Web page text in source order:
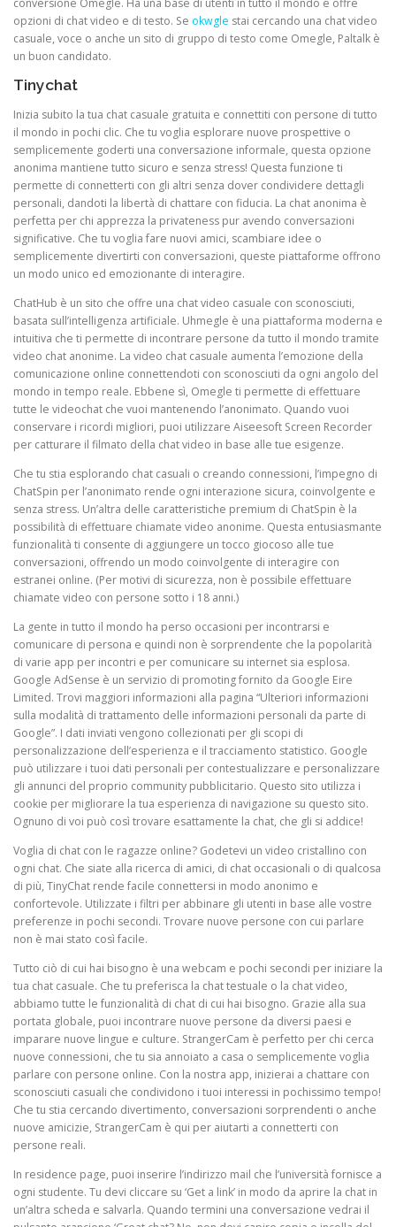
conversione Omegle. Ha una base di utenti in tutto il mondo e offre
opzioni di chat video e di testo. Se okwgle stai cercando una chat video
casuale, voce o anche un sito di gruppo di testo come Omegle, Paltalk è
un buon candidato.
Tinychat
Inizia subito la tua chat casuale gratuita e connettiti con persone di tutto
il mondo in pochi clic. Che tu voglia esplorare nuove prospettive o
semplicemente goderti una conversazione informale, questa opzione
anonima mantiene tutto sicuro e senza stress! Questa funzione ti
permette di connetterti con gli altri senza dover condividere dettagli
personali, dandoti la libertà di chattare con fiducia. La chat anonima è
perfetta per chi apprezza la privateness pur avendo conversazioni
significative. Che tu voglia fare nuovi amici, scambiare idee o
semplicemente divertirti con conversazioni, queste piattaforme offrono
un modo unico ed emozionante di interagire.
ChatHub è un sito che offre una chat video casuale con sconosciuti,
basata sull’intelligenza artificiale. Uhmegle è una piattaforma moderna e
intuitiva che ti permette di incontrare persone da tutto il mondo tramite
video chat anonime. La video chat casuale aumenta l’emozione della
comunicazione online connettendoti con sconosciuti da ogni angolo del
mondo in tempo reale. Ebbene sì, Omegle ti permette di effettuare
tutte le videochat che vuoi mantenendo l’anonimato. Quando vuoi
conservare i ricordi migliori, puoi utilizzare Aiseesoft Screen Recorder
per catturare il filmato della chat video in base alle tue esigenze.
Che tu stia esplorando chat casuali o creando connessioni, l’impegno di
ChatSpin per l’anonimato rende ogni interazione sicura, coinvolgente e
senza stress. Un’altra delle caratteristiche premium di ChatSpin è la
possibilità di effettuare chiamate video anonime. Questa entusiasmante
funzionalità ti consente di aggiungere un tocco giocoso alle tue
conversazioni, offrendo un modo coinvolgente di interagire con
estranei online. (Per motivi di sicurezza, non è possibile effettuare
chiamate video con persone sotto i 18 anni.)
La gente in tutto il mondo ha perso occasioni per incontrarsi e
comunicare di persona e quindi non è sorprendente che la popolarità
di varie app per incontri e per comunicare su internet sia esplosa.
Google AdSense è un servizio di promoting fornito da Google Eire
Limited. Trovi maggiori informazioni alla pagina “Ulteriori informazioni
sulla modalità di trattamento delle informazioni personali da parte di
Google”. I dati inviati vengono collezionati per gli scopi di
personalizzazione dell’esperienza e il tracciamento statistico. Google
può utilizzare i tuoi dati personali per contestualizzare e personalizzare
gli annunci del proprio community pubblicitario. Questo sito utilizza i
cookie per migliorare la tua esperienza di navigazione su questo sito.
Ognuno di voi può così trovare esattamente la chat, che gli si addice!
Voglia di chat con le ragazze online? Godetevi un video cristallino con
ogni chat. Che siate alla ricerca di amici, di chat occasionali o di qualcosa
di più, TinyChat rende facile connettersi in modo anonimo e
confortevole. Utilizzate i filtri per abbinare gli utenti in base alle vostre
preferenze in pochi secondi. Trovare nuove persone con cui parlare
non è mai stato così facile.
Tutto ciò di cui hai bisogno è una webcam e pochi secondi per iniziare la
tua chat casuale. Che tu preferisca la chat testuale o la chat video,
abbiamo tutte le funzionalità di chat di cui hai bisogno. Grazie alla sua
portata globale, puoi incontrare nuove persone da diversi paesi e
imparare nuove lingue e culture. StrangerCam è perfetto per chi cerca
nuove connessioni, che tu sia annoiato a casa o semplicemente voglia
parlare con persone online. Con la nostra app, inizierai a chattare con
sconosciuti casuali che condividono i tuoi interessi in pochissimo tempo!
Che tu stia cercando divertimento, conversazioni sorprendenti o anche
nuove amicizie, StrangerCam è qui per aiutarti a connetterti con
persone reali.
In residence page, puoi inserire l’indirizzo mail che l’università fornisce a
ogni studente. Tu devi cliccare su ‘Get a link’ in modo da aprire la chat in
un’altra scheda e salvarla. Quando termini una conversazione vedrai il